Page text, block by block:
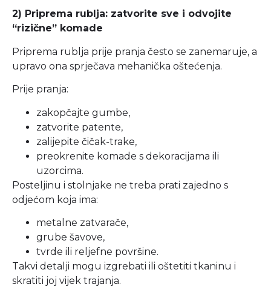
2) Priprema rublja: zatvorite sve i odvojite
“rizične” komade
Priprema rublja prije pranja često se zanemaruje, a
upravo ona sprječava mehanička oštećenja.
Prije pranja:
zakopčajte gumbe,
zatvorite patente,
zalijepite čičak-trake,
preokrenite komade s dekoracijama ili
uzorcima.
Posteljinu i stolnjake ne treba prati zajedno s
odjećom koja ima:
metalne zatvarače,
grube šavove,
tvrde ili reljefne površine.
Takvi detalji mogu izgrebati ili oštetiti tkaninu i
skratiti joj vijek trajanja.